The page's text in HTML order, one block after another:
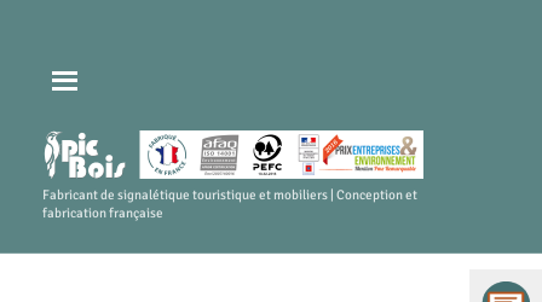
Fabricant de signalétique touristique et mobiliers | Conception et
fabrication française